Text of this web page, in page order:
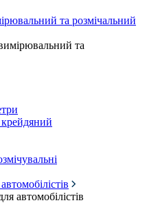
та розмічальний
та
автомобілістів